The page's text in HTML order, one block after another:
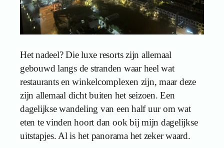
Het nadeel? Die luxe resorts zijn allemaal
gebouwd langs de stranden waar heel wat
restaurants en winkelcomplexen zijn, maar deze
zijn allemaal dicht buiten het seizoen. Een
dagelijkse wandeling van een half uur om wat
eten te vinden hoort dan ook bij mijn dagelijkse
uitstapjes. Al is het panorama het zeker waard.